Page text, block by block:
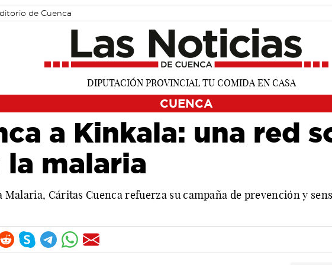
de Cuenca
CUENCA
a Kinkala: una red
malaria
Malaria, Cáritas Cuenca refuerza su campaña de prevención y